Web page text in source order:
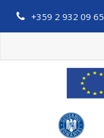
+359 2 932 09 65